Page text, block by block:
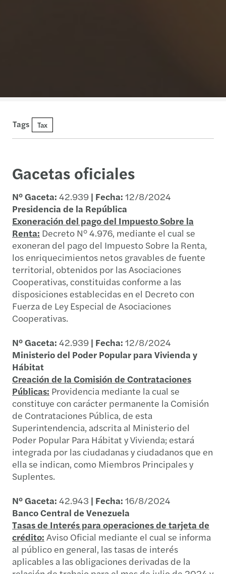
Tags Tax
Gacetas oficiales
N° Gaceta: 42.939 | Fecha: 12/8/2024
Presidencia de la República
Exoneración del pago del Impuesto Sobre la
Renta: Decreto N° 4.976, mediante el cual se
exoneran del pago del Impuesto Sobre la Renta,
los enriquecimientos netos gravables de fuente
territorial, obtenidos por las Asociaciones
Cooperativas, constituidas conforme a las
disposiciones establecidas en el Decreto con
Fuerza de Ley Especial de Asociaciones
Cooperativas.
N° Gaceta: 42.939 | Fecha: 12/8/2024
Ministerio del Poder Popular para Vivienda y
Hábitat
Creación de la Comisión de Contrataciones
Públicas: Providencia mediante la cual se
constituye con carácter permanente la Comisión
de Contrataciones Pública, de esta
Superintendencia, adscrita al Ministerio del
Poder Popular Para Hábitat y Vivienda; estará
integrada por las ciudadanas y ciudadanos que en
ella se indican, como Miembros Principales y
Suplentes.
N° Gaceta: 42.943 | Fecha: 16/8/2024
Banco Central de Venezuela
Tasas de Interés para operaciones de tarjeta de
crédito: Aviso Oficial mediante el cual se informa
al público en general, las tasas de interés
aplicables a las obligaciones derivadas de la